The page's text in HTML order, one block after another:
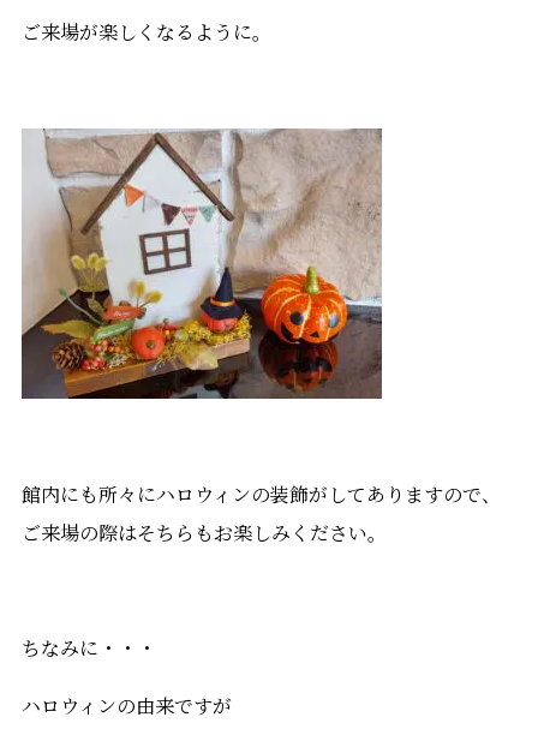
ご来場が楽しくなるように。
館内にも所々にハロウィンの装飾がしてありますので、
ご来場の際はそちらもお楽しみください。
ちなみに・・・
ハロウィンの由来ですが